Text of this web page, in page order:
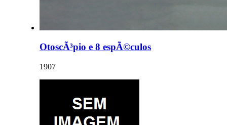
OtoscÃ³pio e 8 espÃ©culos
1907